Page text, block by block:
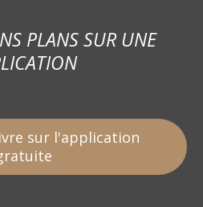
PLANS SUR UNE
sur l'application